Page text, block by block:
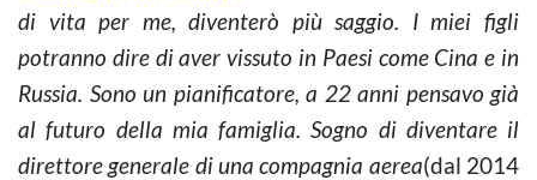
di vita per me, diventerò più saggio. I miei figli
potranno dire di aver vissuto in Paesi come Cina e in
Russia. Sono un pianificatore, a 22 anni pensavo già
al futuro della mia famiglia. Sogno di diventare il
direttore generale di una compagnia aerea(dal 2014